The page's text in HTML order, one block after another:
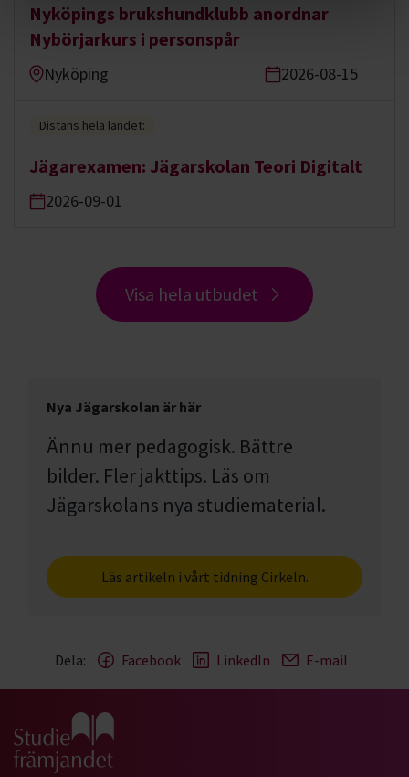
Nyköpings brukshundklubb anordnar
Nybörjarkurs i personspår
Nyköping 2026-08-15
Distans hela landet:
Jägarexamen: Jägarskolan Teori Digitalt
2026-09-01
Visa hela utbudet
Nya Jägarskolan är här
Ännu mer pedagogisk. Bättre
bilder. Fler jakttips. Läs om
Jägarskolans nya studiematerial.
Läs artikeln i vårt tidning Cirkeln.
Dela: Facebook LinkedIn E-mail
Gå till studiefrämjandets startsida